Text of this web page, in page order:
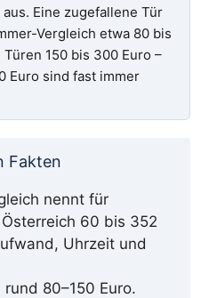
Eine zugefallene Tür
Vergleich etwa 80 bis
150 bis 300 Euro –
Euro sind fast immer
Fakten
nennt für
60 bis 352
Uhrzeit und
80–150 Euro.